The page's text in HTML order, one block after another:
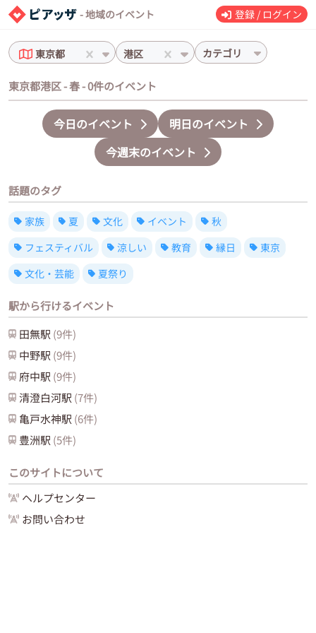
- 地域のイベント 登録 / ログイン
東京都 港区 カテゴリ
東京都港区 - 春 - 0件のイベント
今日のイベント
明日のイベント
今週末のイベント
話題のタグ
家族 夏 文化 イベント
秋
フェスティバル
涼しい 教育 縁日
東京
文化・芸能
夏祭り
駅から行けるイベント
田無駅 (9件)
中野駅 (9件)
府中駅 (9件)
清澄白河駅 (7件)
亀戸水神駅 (6件)
豊洲駅 (5件)
このサイトについて
ヘルプセンター
お問い合わせ